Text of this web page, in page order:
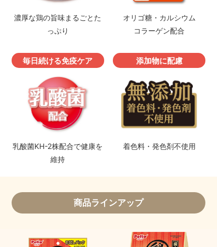
濃厚な鶏の旨味まるごとた
っぷり
オリゴ糖・カルシウム
コラーゲン配合
毎日続ける免疫ケア
乳酸菌KH-2株配合で健康を
維持
添加物に配慮
着色料・発色剤不使用
商品ラインアップ